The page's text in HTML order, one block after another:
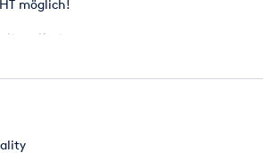
möglich!
Kosten:
sowie evtl. Hotelkosten(werden individuell